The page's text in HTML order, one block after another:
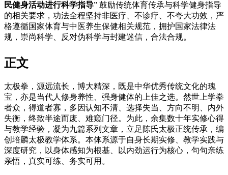
民健身活动进行科学指导” 鼓励传统体育传承与科学健身指导
的相关要求，功法全程坚持非医疗、不诊疗、不夸大功效，严
格遵循国家体育与中医养生保健相关规范，拥护国家法律法
规，崇尚科学、反对伪科学与封建迷信，合法合规。
正文
太极拳，源远流长，博大精深，既是中华优秀传统文化的瑰
宝，亦是当代人修身养性、强身健体的上佳之选。然世上学拳
者众，得道者寡，多因认知不清、选择失当、方向不明、内外
失衡，终致半途而废、难窥门径。为此，余集数十年实修心得
与教学经验，凝为九篇系列文章，立足陈氏太极正统传承，编
创培麟太极教学体系。本体系源于自身长期实修、教学实践与
深度研究，以身体感知为根基、以内劲运行为核心，句句亲练
亲悟，真实可练、务实可用。